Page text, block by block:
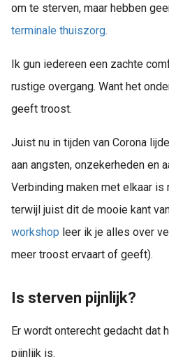
om te sterven, maar hebben
terminale thuiszorg.
Ik gun iedereen een zachte
rustige overgang. Want het
geeft troost.
Juist nu in tijden van Corona
aan angsten, onzekerheden en
Verbinding maken met elkaar
terwijl juist dit de mooie kant
workshop leer ik je alles over
meer troost ervaart of geeft).
Is sterven pijnlijk?
Er wordt onterecht gedacht dat
pijnlijk is.